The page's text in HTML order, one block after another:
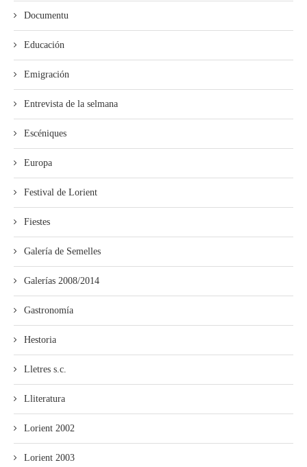
Documentu
Educación
Emigración
Entrevista de la selmana
Escéniques
Europa
Festival de Lorient
Fiestes
Galería de Semelles
Galerías 2008/2014
Gastronomía
Hestoria
Lletres s.c.
Lliteratura
Lorient 2002
Lorient 2003